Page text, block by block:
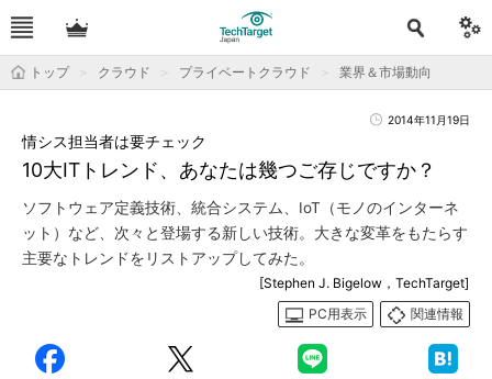
トップ クラウド プライベートクラウド 業界＆市場動向
2014年11月19日
10大ITトレンド、あなたは幾つご存じですか？
情シス担当者は要チェック
ソフトウェア定義技術、統合システム、IoT（モノのインターネ
ット）など、次々と登場する新しい技術。大きな変革をもたらす
主要なトレンドをリストアップしてみた。
[Stephen J. Bigelow，TechTarget]
PC用表示
関連情報